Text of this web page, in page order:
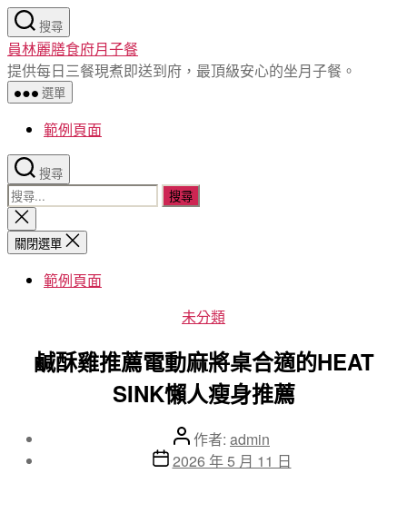
跳
至
主
要
內
搜尋
員林麗膳食府月子餐
提供每日三餐現煮即送到府，最頂級安心的坐月子餐。
選單
範例頁面
搜尋
搜
尋
關
鍵
關
閉
搜
關閉選單
範例頁面
分
未分類
鹹酥雞推薦電動麻將桌合適的HEAT
SINK懶人瘦身推薦
文
章
作者: admin
文 2026 年 5 月 11 日